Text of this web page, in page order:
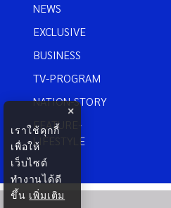
NEWS
EXCLUSIVE
BUSINESS
TV-PROGRAM
NATION-STORY
FEATURE-
LIFESTYLE
×
เราใช้คุกกี้
เพื่อให้
เว็บไซต์
ทำงานได้ดี
ขึ้น เพิ่มเติม